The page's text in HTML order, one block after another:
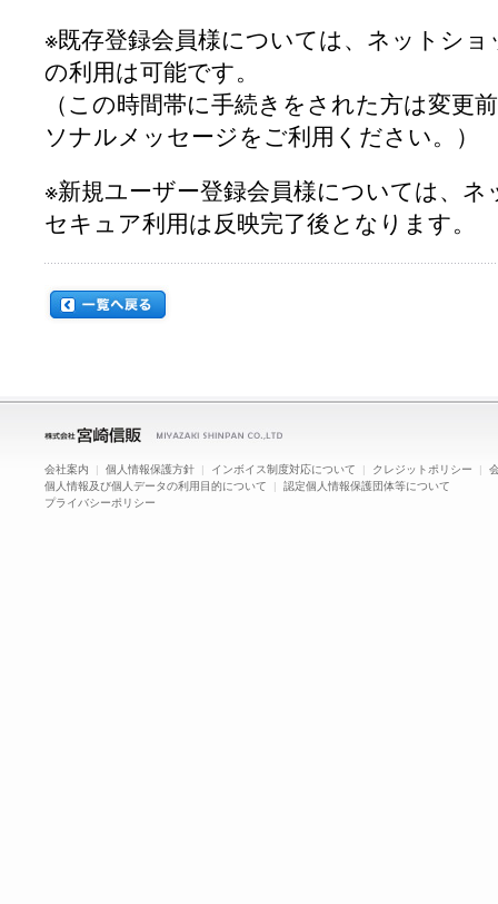
※既存登録会員様については、ネットシ
の利用は可能です。
（この時間帯に手続きをされた方は変更
ソナルメッセージをご利用ください。）
※新規ユーザー登録会員様については、
セキュア利用は反映完了後となります。
会社案内 | 個人情報保護方針 | インボイス制度対応について | クレジットポリシー |
個人情報及び個人データの利用目的について | 認定個人情報保護団体等について
プライバシーポリシー